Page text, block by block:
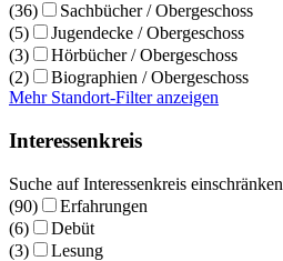
(36)
Sachbücher / Obergeschoss
(5)
Jugendecke / Obergeschoss
(3)
Hörbücher / Obergeschoss
(2)
Biographien / Obergeschoss
Mehr Standort-Filter anzeigen
Interessenkreis
Suche auf Interessenkreis einschränken
(90)
Erfahrungen
(6)
Debüt
(3)
Lesung